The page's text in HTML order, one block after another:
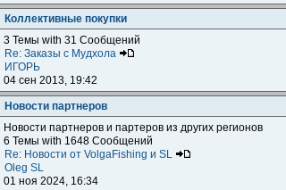
Коллективные покупки
3 Темы with 31 Сообщений
Re: Заказы с Мудхола
ИГОРЬ
04 сен 2013, 19:42
Новости партнеров
Новости партнеров и партеров из других регионов
6 Темы with 1648 Сообщений
Re: Новости от VolgaFishing и SL
Oleg SL
01 ноя 2024, 16:34